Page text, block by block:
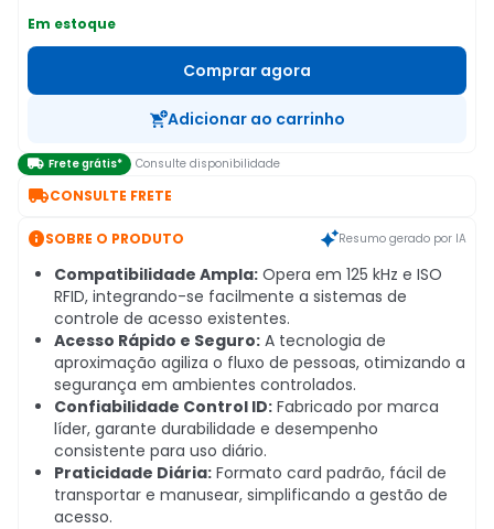
Em estoque
Comprar agora
Adicionar ao carrinho
 Frete grátis* Consulte disponibilidade
CONSULTE FRETE
SOBRE O PRODUTO Resumo gerado por IA
Compatibilidade Ampla: Opera em 125 kHz e ISO
RFID, integrando-se facilmente a sistemas de
controle de acesso existentes.
Acesso Rápido e Seguro: A tecnologia de
aproximação agiliza o fluxo de pessoas, otimizando a
segurança em ambientes controlados.
Confiabilidade Control ID: Fabricado por marca
líder, garante durabilidade e desempenho
consistente para uso diário.
Praticidade Diária: Formato card padrão, fácil de
transportar e manusear, simplificando a gestão de
acesso.